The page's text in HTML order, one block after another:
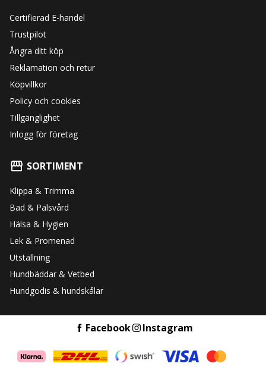
Certifierad E-handel
Trustpilot
Ångra ditt köp
Reklamation och retur
Köpvillkor
Policy och cookies
Tillgänglighet
Inlogg för företag
SORTIMENT
Klippa & Trimma
Bad & Pälsvård
Hälsa & Hygien
Lek & Promenad
Utställning
Hundbäddar & Vetbed
Hundgodis & hundskålar
Facebook Instagram